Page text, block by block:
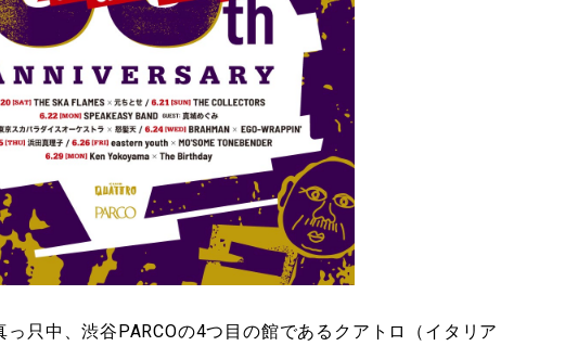
只中、渋谷PARCOの4つ目の館であるクアトロ（イタリア